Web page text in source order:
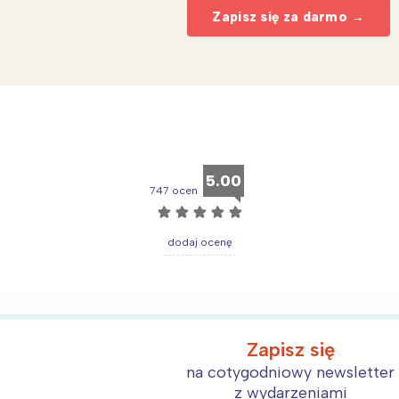
Zapisz się za darmo →
747 ocen 5.00
☆ ☆ ☆ ☆ ☆
dodaj ocenę
Zapisz się
na cotygodniowy newsletter
z wydarzeniami
Śląsk
Kraków